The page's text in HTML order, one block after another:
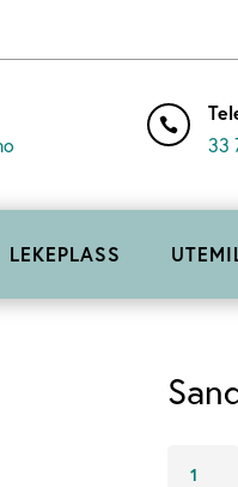

33
LEKEPLASS